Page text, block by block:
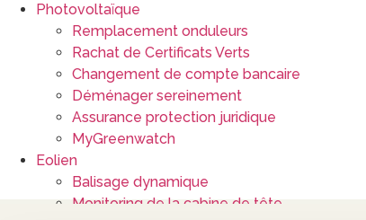
Photovoltaïque
Remplacement onduleurs
Rachat de Certificats Verts
Changement de compte bancaire
Déménager sereinement
Assurance protection juridique
MyGreenwatch
Eolien
Balisage dynamique
Monitoring de la cabine de tête